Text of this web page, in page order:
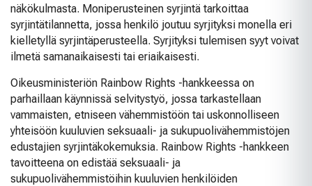
näkökulmasta. Moniperusteinen syrjintä tarkoittaa
syrjintätilannetta, jossa henkilö joutuu syrjityksi monella eri
kielletyllä syrjintäperusteella. Syrjityksi tulemisen syyt voivat
ilmetä samanaikaisesti tai eriaikaisesti.
Oikeusministeriön Rainbow Rights -hankkeessa on
parhaillaan käynnissä selvitystyö, jossa tarkastellaan
vammaisten, etniseen vähemmistöön tai uskonnolliseen
yhteisöön kuuluvien seksuaali- ja sukupuolivähemmistöjen
edustajien syrjintäkokemuksia. Rainbow Rights -hankkeen
tavoitteena on edistää seksuaali- ja
sukupuolivähemmistöihin kuuluvien henkilöiden